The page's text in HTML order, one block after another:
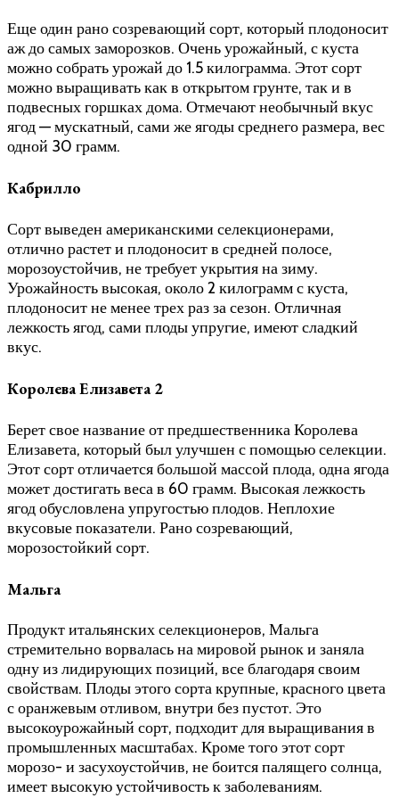
Еще один рано созревающий сорт, который плодоносит
аж до самых заморозков. Очень урожайный, с куста
можно собрать урожай до 1.5 килограмма. Этот сорт
можно выращивать как в открытом грунте, так и в
подвесных горшках дома. Отмечают необычный вкус
ягод — мускатный, сами же ягоды среднего размера, вес
одной 30 грамм.
Кабрилло
Сорт выведен американскими селекционерами,
отлично растет и плодоносит в средней полосе,
морозоустойчив, не требует укрытия на зиму.
Урожайность высокая, около 2 килограмм с куста,
плодоносит не менее трех раз за сезон. Отличная
лежкость ягод, сами плоды упругие, имеют сладкий
вкус.
Королева Елизавета 2
Берет свое название от предшественника Королева
Елизавета, который был улучшен с помощью селекции.
Этот сорт отличается большой массой плода, одна ягода
может достигать веса в 60 грамм. Высокая лежкость
ягод обусловлена упругостью плодов. Неплохие
вкусовые показатели. Рано созревающий,
морозостойкий сорт.
Мальга
Продукт итальянских селекционеров, Мальга
стремительно ворвалась на мировой рынок и заняла
одну из лидирующих позиций, все благодаря своим
свойствам. Плоды этого сорта крупные, красного цвета
с оранжевым отливом, внутри без пустот. Это
высокоурожайный сорт, подходит для выращивания в
промышленных масштабах. Кроме того этот сорт
морозо- и засухоустойчив, не боится палящего солнца,
имеет высокую устойчивость к заболеваниям.